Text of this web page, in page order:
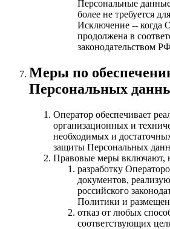
Персональные
более не требуется
Исключение -- когда
продолжена в
законодательством
Меры по
Персональных
Оператор обеспечивает
организационных и
необходимых и
защиты Персональных
Правовые меры включают,
разработку
документов,
российского
Политики и
отказ от любых
соответствующих